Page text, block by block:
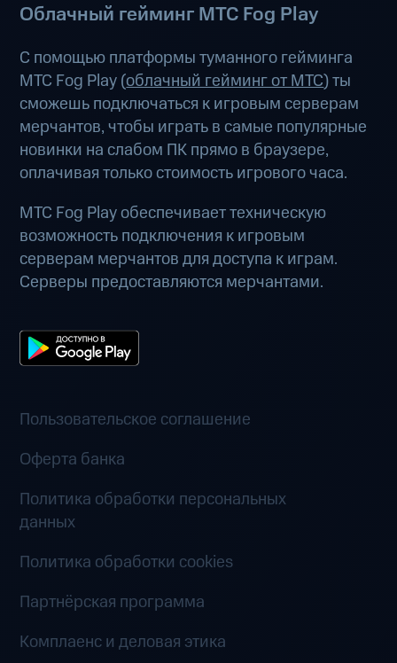
Облачный гейминг МТС Fog Play
С помощью платформы туманного гейминга
МТС Fog Play (облачный гейминг от МТС) ты
сможешь подключаться к игровым серверам
мерчантов, чтобы играть в самые популярные
новинки на слабом ПК прямо в браузере,
оплачивая только стоимость игрового часа.
МТС Fog Play обеспечивает техническую
возможность подключения к игровым
серверам мерчантов для доступа к играм.
Серверы предоставляются мерчантами.
Пользовательское соглашение
Оферта банка
Политика обработки персональных
данных
Политика обработки cookies
Партнёрская программа
Комплаенс и деловая этика